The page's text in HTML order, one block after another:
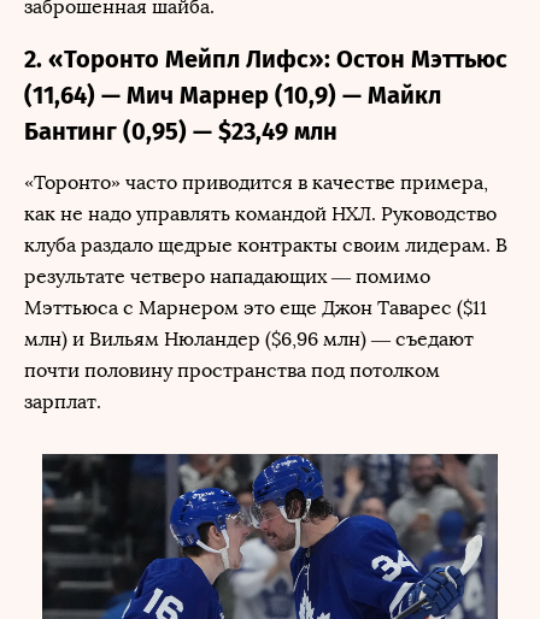
заброшенная шайба.
2. «Торонто Мейпл Лифс»: Остон Мэттьюс
(11,64) — Мич Марнер (10,9) — Майкл
Бантинг (0,95) — $23,49 млн
«Торонто» часто приводится в качестве примера,
как не надо управлять командой НХЛ. Руководство
клуба раздало щедрые контракты своим лидерам. В
результате четверо нападающих — помимо
Мэттьюса с Марнером это еще Джон Таварес ($11
млн) и Вильям Нюландер ($6,96 млн) — съедают
почти половину пространства под потолком
зарплат.